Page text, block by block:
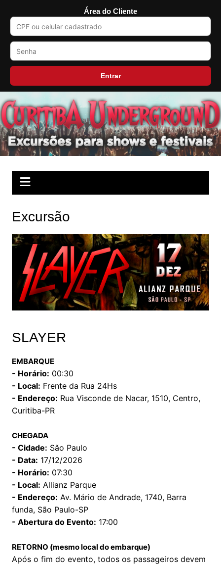
Área do Cliente
Entrar
para
o
conteúdo
Excursão
SLAYER
EMBARQUE
- Horário: 00:30
- Local: Frente da Rua 24Hs
- Endereço: Rua Visconde de Nacar, 1510, Centro,
Curitiba-PR
CHEGADA
- Cidade: São Paulo
- Data: 17/12/2026
- Horário: 07:30
- Local: Allianz Parque
- Endereço: Av. Mário de Andrade, 1740, Barra
funda, São Paulo-SP
- Abertura do Evento: 17:00
RETORNO (mesmo local do embarque)
Após o fim do evento, todos os passageiros devem